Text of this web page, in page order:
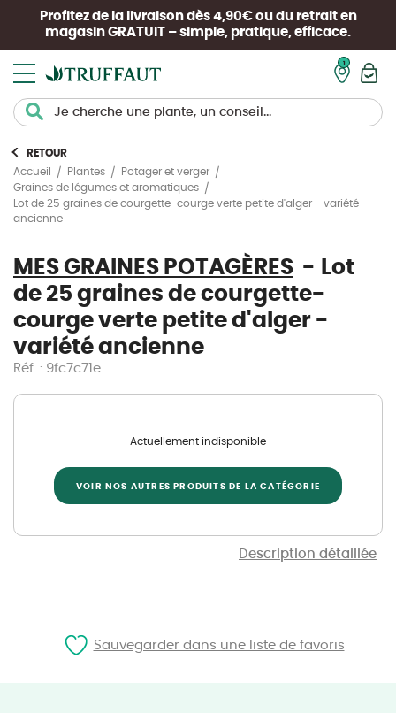
Profitez de la livraison dès 4,90€ ou du retrait en
magasin GRATUIT – simple, pratique, efficace.
RETOUR
Accueil
Plantes
Potager et verger
Graines de légumes et aromatiques
Lot de 25 graines de courgette-courge verte petite d'alger - variété
ancienne
MES GRAINES POTAGÈRES
Lot
de 25 graines de courgette-
courge verte petite d'alger -
variété ancienne
Réf. : 9fc7c71e
Description détaillée
Actuellement indisponible
VOIR NOS AUTRES PRODUITS DE LA CATÉGORIE
Sauvegarder dans une liste de favoris